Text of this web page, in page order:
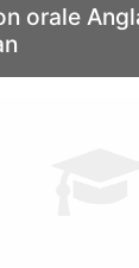
orale